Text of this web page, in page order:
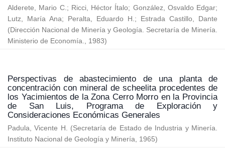
Alderete, Mario C.; Ricci, Héctor Ítalo; González, Osvaldo Edgar;
Lutz, María Ana; Peralta, Eduardo H.;
Estrada Castillo, Dante
(Dirección Nacional de Minería y Geología. Secretaría de Minería.
Ministerio de Economía., 1983)
Perspectivas de abastecimiento de una planta de
concentración con mineral de scheelita procedentes de
los Yacimientos de la Zona Cerro Morro en la Provincia
de San Luis, Programa de Exploración y
Consideraciones Económicas Generales
Padula, Vicente H. (Secretaría de Estado de Industria y Minería.
Instituto Nacional de Geología y Minería, 1965)